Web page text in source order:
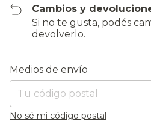
Cambios y
Si no te gusta, podés
devolverlo.
Entregas para el CP:
Medios de envío
No sé mi código postal